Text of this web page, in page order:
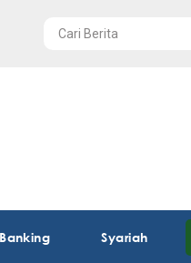
Banking Syariah